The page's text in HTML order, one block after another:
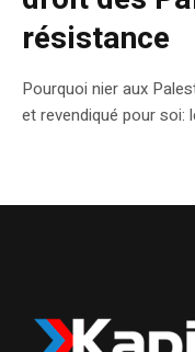
résistance
Pourquoi nier aux
et revendiqué pour soi: